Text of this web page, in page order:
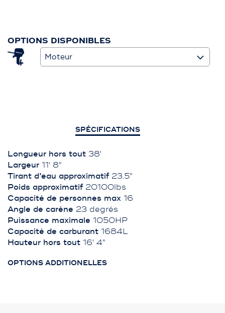
OPTIONS DISPONIBLES
Moteur
SPÉCIFICATIONS
Longueur hors tout 38'
Largeur 11' 8"
Tirant d’eau approximatif23.5"
Poids approximatif20100lbs
Capacité de personnes max 16
Angle de carène 23 degrés
Puissance maximale 1050HP
Capacité de carburant 1684L
Hauteur hors tout 16' 4"
OPTIONS ADDITIONELLES